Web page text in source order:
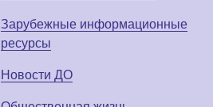
Зарубежные информационные
ресурсы
Новости ДО